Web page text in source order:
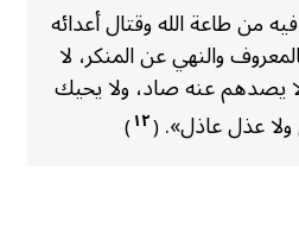
من طاعة الله وقتال أعدائه
والنهي عن المنكر، لا
يصدهم عنه صاد، ولا يحيك
ولا عذل عاذل».(١٢)